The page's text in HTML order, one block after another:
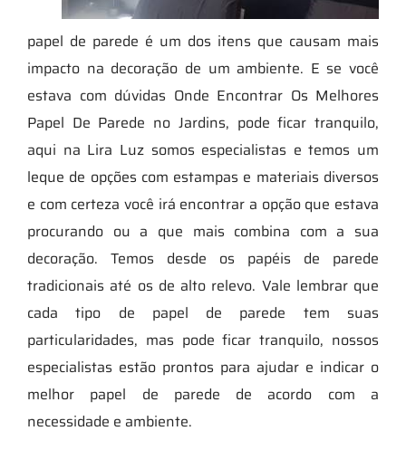
papel de parede é um dos itens que causam mais
impacto na decoração de um ambiente. E se você
estava com dúvidas Onde Encontrar Os Melhores
Papel De Parede no Jardins, pode ficar tranquilo,
aqui na Lira Luz somos especialistas e temos um
leque de opções com estampas e materiais diversos
e com certeza você irá encontrar a opção que estava
procurando ou a que mais combina com a sua
decoração. Temos desde os papéis de parede
tradicionais até os de alto relevo. Vale lembrar que
cada tipo de papel de parede tem suas
particularidades, mas pode ficar tranquilo, nossos
especialistas estão prontos para ajudar e indicar o
melhor papel de parede de acordo com a
necessidade e ambiente.